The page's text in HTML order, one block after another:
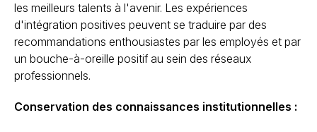
les meilleurs talents à l'avenir. Les expériences
d'intégration positives peuvent se traduire par des
recommandations enthousiastes par les employés et par
un bouche-à-oreille positif au sein des réseaux
professionnels.
Conservation des connaissances institutionnelles :